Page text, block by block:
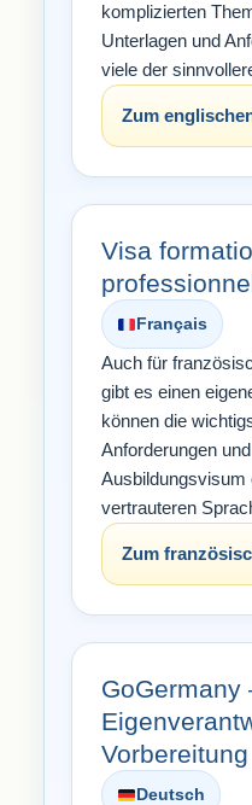
komplizierten
Unterlagen und
viele der
Zum
Visa
Français
Auch für
gibt es einen
können die
Anforderungen
Ausbildungsvisum
vertrauteren
Zum
GoGermany
Vorbereitung
Deutsch